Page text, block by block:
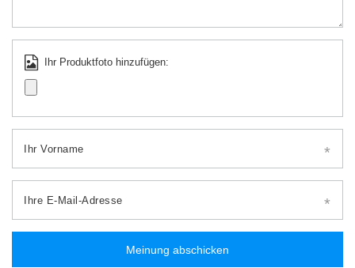
Ihr Produktfoto hinzufügen:
Ihr Vorname
Ihre E-Mail-Adresse
Meinung abschicken